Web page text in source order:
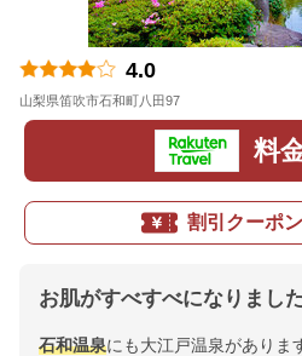
4.0
山梨県笛吹市石和町八田97
料
割引クーポ
お肌がすべすべになりました
石和温泉にも大江戸温泉がありま